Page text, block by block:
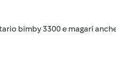
bimby 3300 e magari